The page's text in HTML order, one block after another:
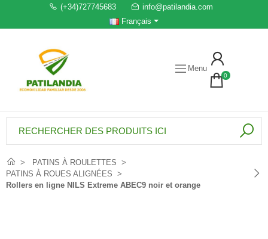
(+34)727745683
info@patilandia.com
Français
Menu
0
PATINS À ROULETTES
PATINS À ROUES ALIGNÉES
Rollers en ligne NILS Extreme ABEC9 noir et orange